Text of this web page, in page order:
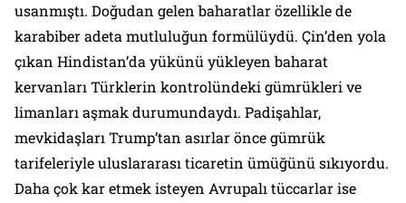
usanmıştı. Doğudan gelen baharatlar özellikle de
karabiber adeta mutluluğun formülüydü. Çin’den yola
çıkan Hindistan’da yükünü yükleyen baharat
kervanları Türklerin kontrolündeki gümrükleri ve
limanları aşmak durumundaydı. Padişahlar,
mevkidaşları Trump’tan asırlar önce gümrük
tarifeleriyle uluslararası ticaretin ümüğünü sıkıyordu.
Daha çok kar etmek isteyen Avrupalı tüccarlar ise